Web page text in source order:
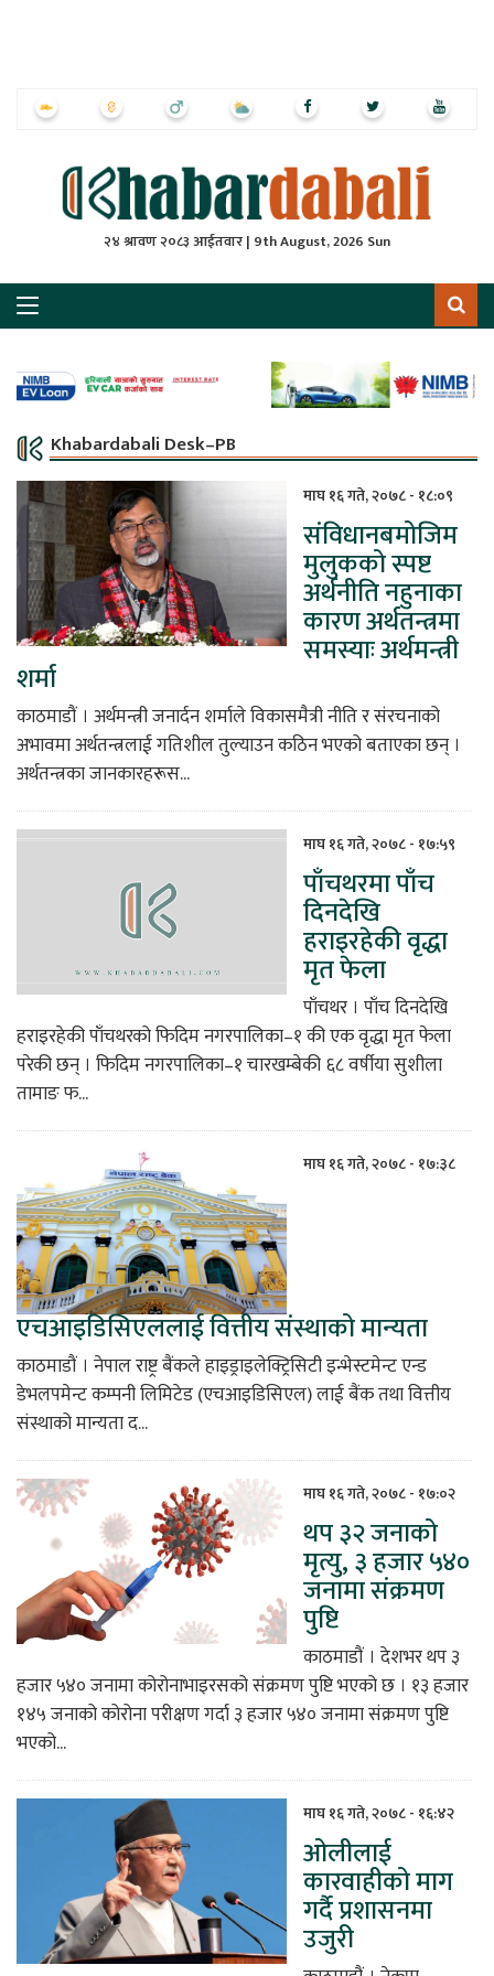
२४ श्रावण २०८३ आईतवार | 9th August, 2026 Sun
Khabardabali Desk–PB
माघ १६ गते, २०७८ - १८:०९
संविधानबमोजिम
मुलुकको स्पष्ट
अर्थनीति नहुनाका
कारण अर्थतन्त्रमा
समस्याः अर्थमन्त्री
शर्मा
काठमाडौं । अर्थमन्त्री जनार्दन शर्माले विकासमैत्री नीति र संरचनाको
अभावमा अर्थतन्त्रलाई गतिशील तुल्याउन कठिन भएको बताएका छन् ।
अर्थतन्त्रका जानकारहरूस...
माघ १६ गते, २०७८ - १७:५९
पाँचथरमा पाँच
दिनदेखि
हराइरहेकी वृद्धा
मृत फेला
पाँचथर । पाँच दिनदेखि
हराइरहेकी पाँचथरको फिदिम नगरपालिका–१ की एक वृद्धा मृत फेला
परेकी छन् । फिदिम नगरपालिका–१ चारखम्बेकी ६८ वर्षीया सुशीला
तामाङ फ...
माघ १६ गते, २०७८ - १७:३८
एचआइडिसिएललाई वित्तीय संस्थाको मान्यता
काठमाडौं । नेपाल राष्ट्र बैंकले हाइड्राइलेक्ट्रिसिटी इन्भेस्टमेन्ट एन्ड
डेभलपमेन्ट कम्पनी लिमिटेड (एचआइडिसिएल) लाई बैंक तथा वित्तीय
संस्थाको मान्यता द...
माघ १६ गते, २०७८ - १७:०२
थप ३२ जनाको
मृत्यु, ३ हजार ५४०
जनामा संक्रमण
पुष्टि
काठमाडौं । देशभर थप ३
हजार ५४० जनामा कोरोनाभाइरसको संक्रमण पुष्टि भएको छ । १३ हजार
१४५ जनाको कोरोना परीक्षण गर्दा ३ हजार ५४० जनामा संक्रमण पुष्टि
भएको...
माघ १६ गते, २०७८ - १६:४२
ओलीलाई
कारवाहीको माग
गर्दै प्रशासनमा
उजुरी